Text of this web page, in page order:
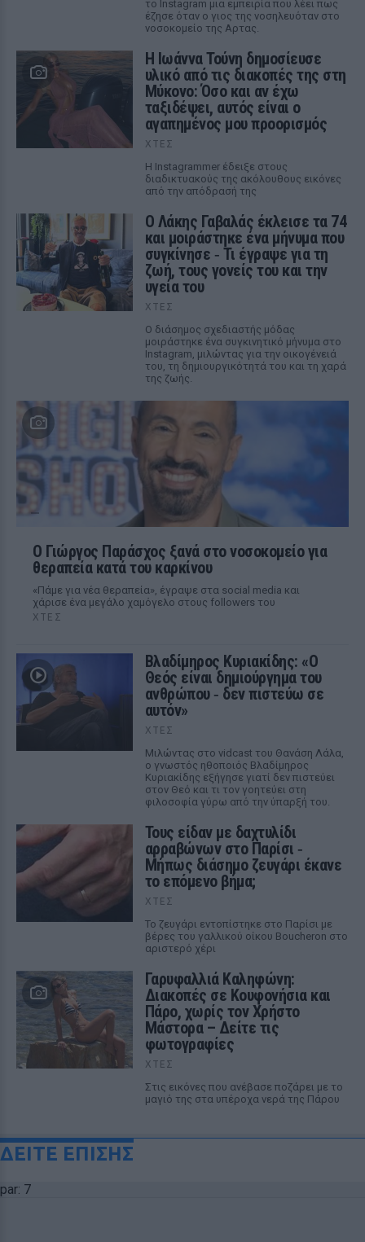
το Instagram μια εμπειρία που λέει πως
έζησε όταν ο γιος της νοσηλευόταν στο
νοσοκομείο της Αρτας.
Η Ιωάννα Τούνη δημοσίευσε
υλικό από τις διακοπές της στη
Μύκονο: Όσο και αν έχω
ταξιδέψει, αυτός είναι ο
αγαπημένος μου προορισμός
ΧΤΕΣ
Η Instagrammer έδειξε στους
διαδικτυακούς της ακόλουθους εικόνες
από την απόδρασή της
Ο Λάκης Γαβαλάς έκλεισε τα 74
και μοιράστηκε ένα μήνυμα που
συγκίνησε ‑ Τι έγραψε για τη
ζωή, τους γονείς του και την
υγεία του
ΧΤΕΣ
Ο διάσημος σχεδιαστής μόδας
μοιράστηκε ένα συγκινητικό μήνυμα στο
Instagram, μιλώντας για την οικογένειά
του, τη δημιουργικότητά του και τη χαρά
της ζωής.
O Γιώργος Παράσχος ξανά στο νοσοκομείο για
θεραπεία κατά του καρκίνου
«Πάμε για νέα θεραπεία», έγραψε στα social media και
χάρισε ένα μεγάλο χαμόγελο στους followers του
ΧΤΕΣ
Βλαδίμηρος Κυριακίδης: «Ο
Θεός είναι δημιούργημα του
ανθρώπου ‑ δεν πιστεύω σε
αυτόν»
ΧΤΕΣ
Μιλώντας στο vidcast του Θανάση Λάλα,
ο γνωστός ηθοποιός Βλαδίμηρος
Κυριακίδης εξήγησε γιατί δεν πιστεύει
στον Θεό και τι τον γοητεύει στη
φιλοσοφία γύρω από την ύπαρξή του.
Τους είδαν με δαχτυλίδι
αρραβώνων στο Παρίσι ‑
Μήπως διάσημο ζευγάρι έκανε
το επόμενο βήμα;
ΧΤΕΣ
Το ζευγάρι εντοπίστηκε στο Παρίσι με
βέρες του γαλλικού οίκου Boucheron στο
αριστερό χέρι
Γαρυφαλλιά Καληφώνη:
Διακοπές σε Κουφονήσια και
Πάρο, χωρίς τον Χρήστο
Μάστορα – Δείτε τις
φωτογραφίες
ΧΤΕΣ
Στις εικόνες που ανέβασε ποζάρει με το
μαγιό της στα υπέροχα νερά της Πάρου
ΔΕΙΤΕ ΕΠΙΣΗΣ
par: 7